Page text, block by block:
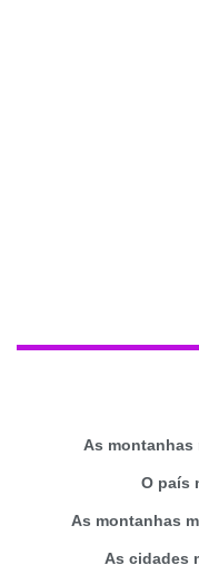
As montanhas
O país
As montanhas
As cidades